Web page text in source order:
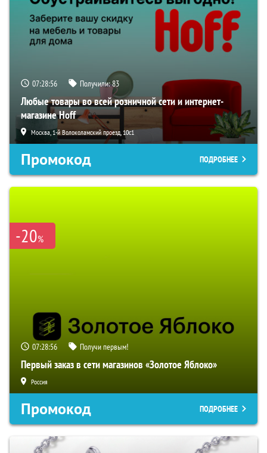
07:28:55 Получили:83
Любые товары во всей розничной сети и интернет-
магазине Hoff
Москва, 1-й Волоколамский проезд, 10с1
Промокод ПОДРОБНЕЕ
-20%
07:28:55 Получи первым!
Первый заказ в сети магазинов «Золотое Яблоко»
Россия
Промокод ПОДРОБНЕЕ